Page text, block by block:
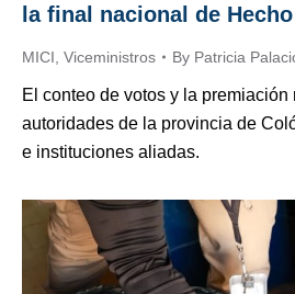
la final nacional de
MICI Viceministros By Patricia
El conteo de votos y la
autoridades de la provincia de
e instituciones aliadas.